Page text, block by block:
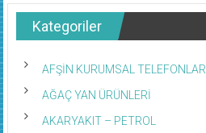
Kategoriler
AFŞİN KURUMSAL TELEFONLAR
AĞAÇ YAN ÜRÜNLERİ
AKARYAKIT – PETROL